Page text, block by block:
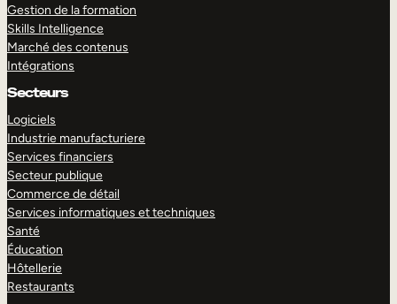
Gestion de la formation
Skills Intelligence
Marché des contenus
Intégrations
Secteurs
Logiciels
Industrie manufacturiere
Services financiers
Secteur publique
Commerce de détail
Services informatiques et techniques
Santé
Éducation
Hôtellerie
Restaurants